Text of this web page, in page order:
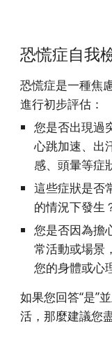
恐慌症自我
恐慌症是一種焦
進行初步評估：
您是否出現過
心跳加速、出
感、頭暈等症
這些症狀是否
的情況下發生
您是否因為擔
常活動或場景
您的身體或心
如果您回答“是”
活，那麼建議您